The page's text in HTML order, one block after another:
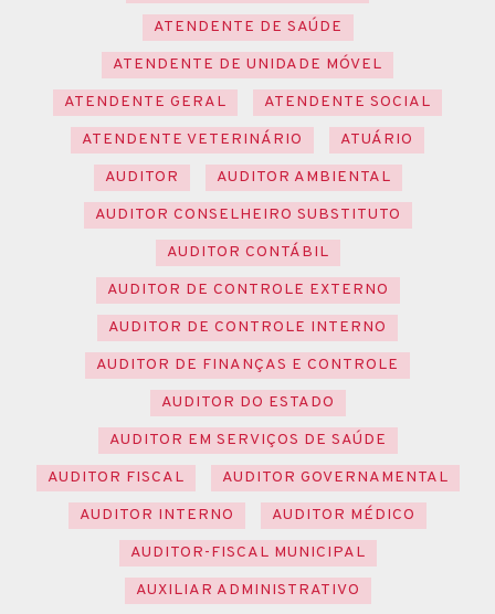
ATENDENTE DE SAÚDE
ATENDENTE DE UNIDADE MÓVEL
ATENDENTE GERAL
ATENDENTE SOCIAL
ATENDENTE VETERINÁRIO
ATUÁRIO
AUDITOR
AUDITOR AMBIENTAL
AUDITOR CONSELHEIRO SUBSTITUTO
AUDITOR CONTÁBIL
AUDITOR DE CONTROLE EXTERNO
AUDITOR DE CONTROLE INTERNO
AUDITOR DE FINANÇAS E CONTROLE
AUDITOR DO ESTADO
AUDITOR EM SERVIÇOS DE SAÚDE
AUDITOR FISCAL
AUDITOR GOVERNAMENTAL
AUDITOR INTERNO
AUDITOR MÉDICO
AUDITOR-FISCAL MUNICIPAL
AUXILIAR ADMINISTRATIVO